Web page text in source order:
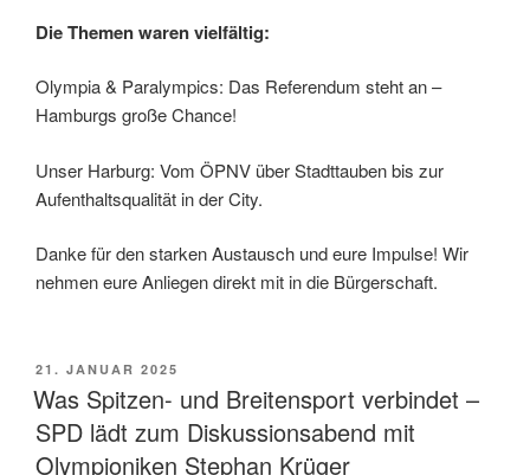
Die Themen waren vielfältig:
Olympia & Paralympics: Das Referendum steht an –
Hamburgs große Chance!
Unser Harburg: Vom ÖPNV über Stadttauben bis zur
Aufenthaltsqualität in der City.
Danke für den starken Austausch und eure Impulse! Wir
nehmen eure Anliegen direkt mit in die Bürgerschaft.
VERÖFFENTLICHT
AM
21. JANUAR 2025
Was Spitzen- und Breitensport verbindet –
SPD lädt zum Diskussionsabend mit
Olympioniken Stephan Krüger